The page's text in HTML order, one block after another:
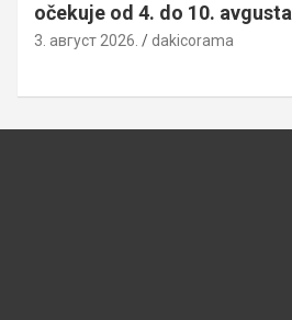
očekuje od 4. do 10. avgusta
3. август 2026. dakicorama